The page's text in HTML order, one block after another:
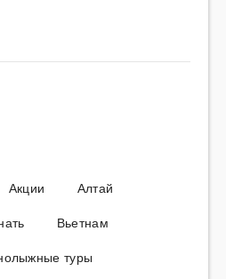
Акции
Алтай
Вьетнам
туры